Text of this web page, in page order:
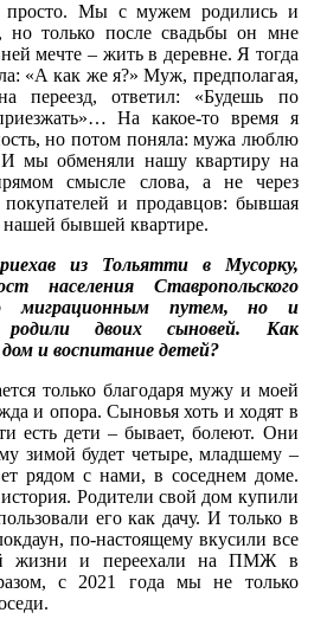
просто. Мы с мужем родились и
но только после свадьбы он мне
мечте – жить в деревне. Я тогда
«А как же я?» Муж, предполагая,
переезд, ответил: «Будешь по
На какое-то время я
но потом поняла: мужа люблю
И мы обменяли нашу квартиру на
смысле слова, а не через
и продавцов: бывшая
нашей бывшей квартире.
из Тольятти в Мусорку,
населения Ставропольского
миграционным путем, но и
двоих сыновей. Как
и воспитание детей?
только благодаря мужу и моей
и опора. Сыновья хоть и ходят в
есть дети – бывает, болеют. Они
зимой будет четыре, младшему –
рядом с нами, в соседнем доме.
Родители свой дом купили
его как дачу. И только в
по-настоящему вкусили все
жизни и переехали на ПМЖ в
с 2021 года мы не только